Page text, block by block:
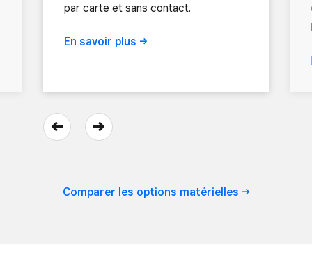
par carte et sans contact.
En savoir plus
Comparer les options matérielles